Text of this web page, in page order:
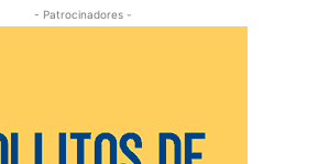
- Patrocinadores -